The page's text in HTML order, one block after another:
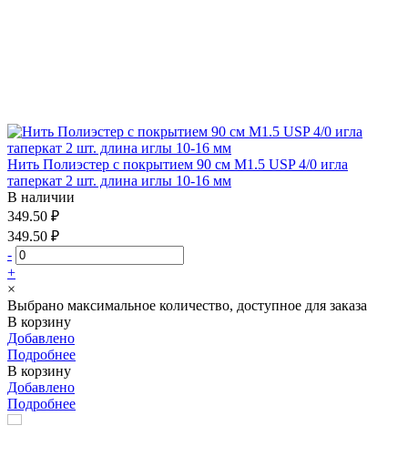
Нить Полиэстер с покрытием 90 см М1.5 USP 4/0 игла
таперкат 2 шт. длина иглы 10-16 мм
В наличии
349.50 ₽
349.50 ₽
-
+
×
Выбрано максимальное количество, доступное для заказа
В корзину
Добавлено
Подробнее
В корзину
Добавлено
Подробнее